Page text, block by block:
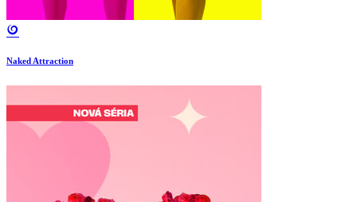
Naked Attraction